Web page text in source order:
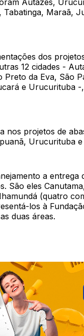
Maraã,
dos
12 cidades -
da Eva, São
e Urucurituba -
nos projetos de
Urucurituba
a entrega
São eles
(quatro
los à
duas áreas.